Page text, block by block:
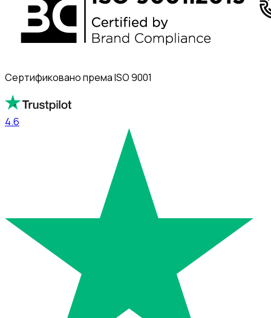
Сертификовано према ISO 9001
4.6